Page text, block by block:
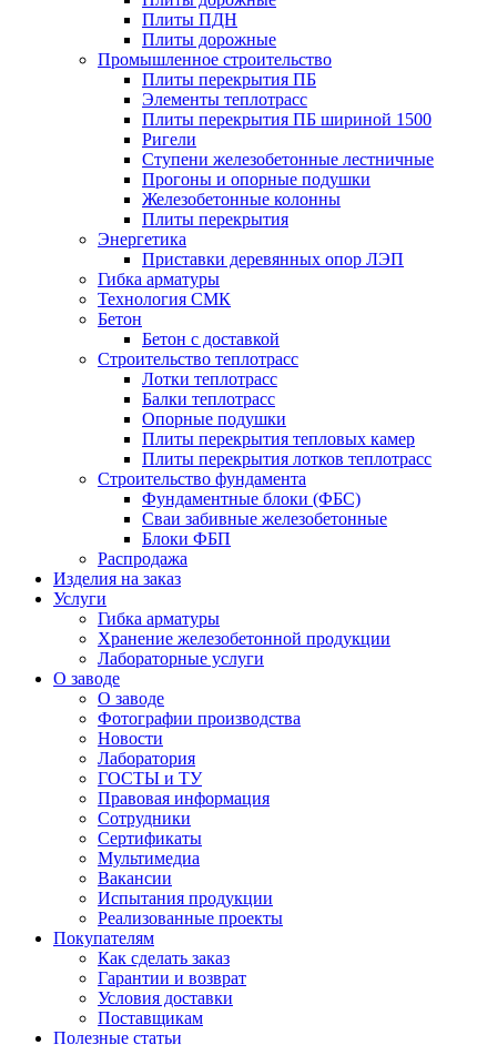
Плиты ПДН
Плиты дорожные
Промышленное строительство
Плиты перекрытия ПБ
Элементы теплотрасс
Плиты перекрытия ПБ шириной 1500
Ригели
Ступени железобетонные лестничные
Прогоны и опорные подушки
Железобетонные колонны
Плиты перекрытия
Энергетика
Приставки деревянных опор ЛЭП
Гибка арматуры
Технология СМК
Бетон
Бетон с доставкой
Строительство теплотрасс
Лотки теплотрасс
Балки теплотрасс
Опорные подушки
Плиты перекрытия тепловых камер
Плиты перекрытия лотков теплотрасс
Строительство фундамента
Фундаментные блоки (ФБС)
Сваи забивные железобетонные
Блоки ФБП
Распродажа
Изделия на заказ
Услуги
Гибка арматуры
Хранение железобетонной продукции
Лабораторные услуги
О заводе
О заводе
Фотографии производства
Новости
Лаборатория
ГОСТЫ и ТУ
Правовая информация
Сотрудники
Сертификаты
Мультимедиа
Вакансии
Испытания продукции
Реализованные проекты
Покупателям
Как сделать заказ
Гарантии и возврат
Условия доставки
Поставщикам
Полезные статьи